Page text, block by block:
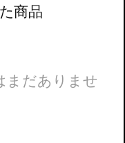
商品
まだありませ